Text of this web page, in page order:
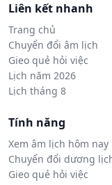
Liên kết nhanh
Trang chủ
Chuyển đổi âm lịch
Gieo quẻ hỏi việc
Lịch năm 2026
Lịch tháng 8
Tính năng
Xem âm lịch hôm nay
Chuyển đổi dương
Gieo quẻ hỏi việc